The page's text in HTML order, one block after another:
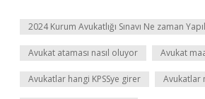
2024 Kurum Avukatlığı Sınavı Ne zaman
Avukat ataması nasıl oluyor Avukat
Avukatlar hangi KPSSye girer Avukatlar